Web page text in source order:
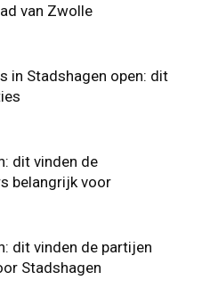
van Zwolle
in Stadshagen open: dit
dit vinden de
belangrijk voor
dit vinden de partijen
Stadshagen